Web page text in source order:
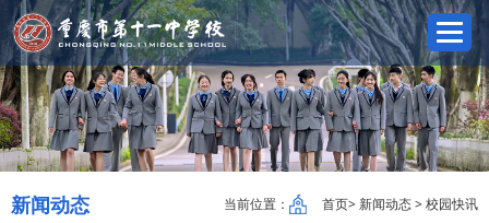
新闻动态 当前位置： 首页> 新闻动态 > 校园快讯